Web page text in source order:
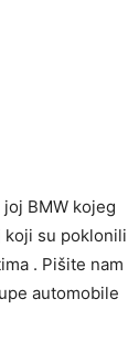
BMW kojeg
koji su poklonili
. Pišite nam
automobile